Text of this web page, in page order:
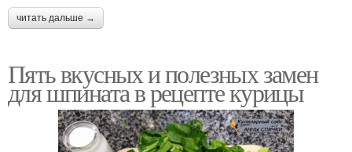
читать дальше →
Пять вкусных и полезных замен
для шпината в рецепте курицы